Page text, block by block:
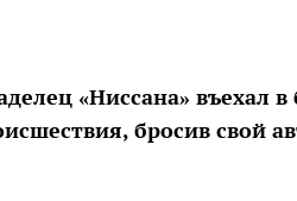
«Ниссана»
бросив свой